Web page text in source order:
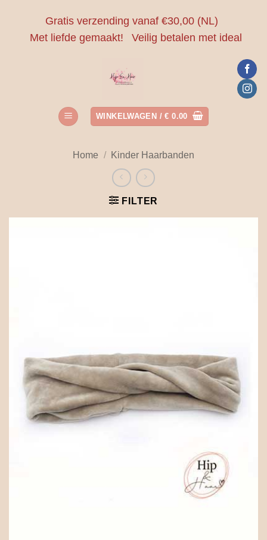
Gratis verzending vanaf €30,00 (NL)
Met liefde gemaakt!
Veilig betalen met ideal
WINKELWAGEN /€ 0.00
Home / Kinder Haarbanden
FILTER